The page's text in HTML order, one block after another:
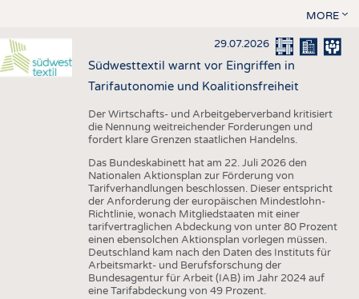
MORE
29.07.2026
Südwesttextil warnt vor Eingriffen in
Tarifautonomie und Koalitionsfreiheit
Der Wirtschafts- und Arbeitgeberverband kritisiert
die Nennung weitreichender Forderungen und
fordert klare Grenzen staatlichen Handelns.
Das Bundeskabinett hat am 22. Juli 2026 den
Nationalen Aktionsplan zur Förderung von
Tarifverhandlungen beschlossen. Dieser entspricht
der Anforderung der europäischen Mindestlohn-
Richtlinie, wonach Mitgliedstaaten mit einer
tarifvertraglichen Abdeckung von unter 80 Prozent
einen ebensolchen Aktionsplan vorlegen müssen.
Deutschland kam nach den Daten des Instituts für
Arbeitsmarkt- und Berufsforschung der
Bundesagentur für Arbeit (IAB) im Jahr 2024 auf
eine Tarifabdeckung von 49 Prozent.